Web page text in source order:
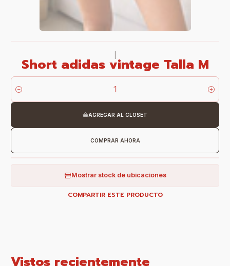
Short adidas vintage Talla M
Cantidad
AGREGAR AL CLOSET
COMPRAR AHORA
Mostrar stock de ubicaciones
COMPARTIR ESTE PRODUCTO
Vistos recientemente